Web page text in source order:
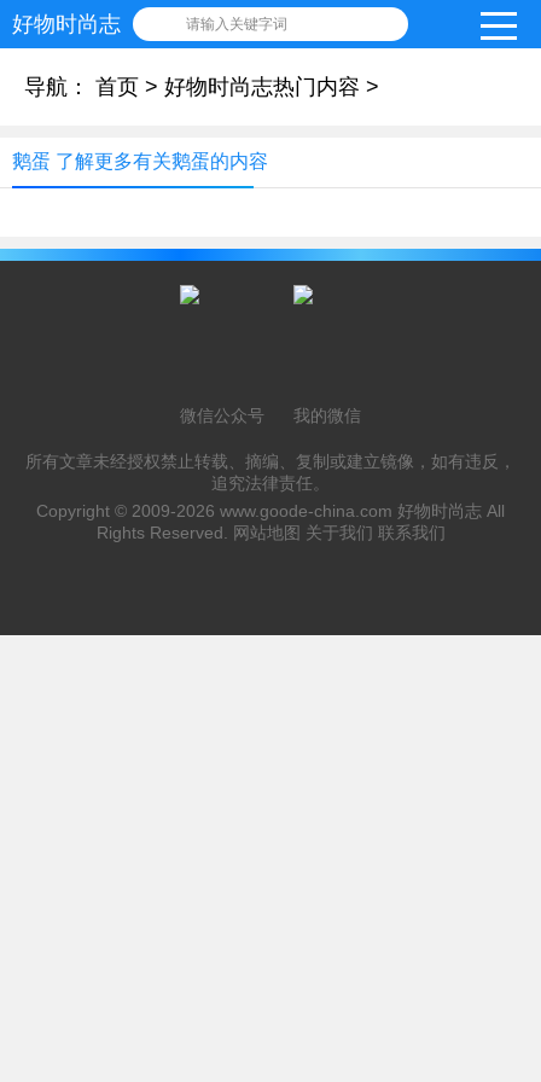
好物时尚志 请输入关键字词
导航： 首页 > 好物时尚志热门内容 >
鹅蛋 了解更多有关鹅蛋的内容
微信公众号 我的微信
所有文章未经授权禁止转载、摘编、复制或建立镜像，如有违反，
追究法律责任。
Copyright © 2009-2026 www.goode-china.com 好物时尚志 All
Rights Reserved.
网站地图 关于我们 联系我们